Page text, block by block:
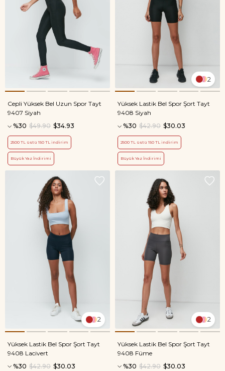
Cepli Yüksek Bel Uzun Spor Tayt
9407 Siyah
%30
$34.93
$49.90
2500 TL üstü 150 TL indirim
Büyük Yaz İndirimi
2
Yüksek Lastik Bel Spor Şort Tayt
9408 Siyah
%30
$30.03
$42.90
2500 TL üstü 150 TL indirim
Büyük Yaz İndirimi
2
Yüksek Lastik Bel Spor Şort Tayt
9408 Lacivert
%30
$30.03
$42.90
2
Yüksek Lastik Bel Spor Şort Tayt
9408 Füme
%30
$30.03
$42.90